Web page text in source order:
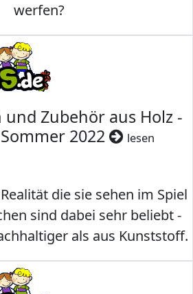
werfen?
Zubehör aus Holz -
2022
lesen
die sie sehen im Spiel
sind dabei sehr beliebt -
als aus Kunststoff.